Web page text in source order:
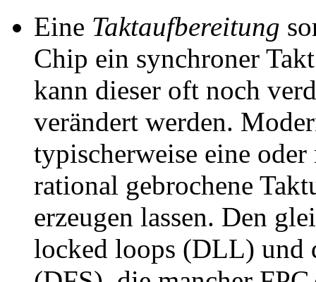
Eine Taktaufbereitung
Chip ein synchroner
kann dieser oft noch
verändert werden.
typischerweise eine
rational gebrochene
erzeugen lassen. Den
locked loops (DLL) und